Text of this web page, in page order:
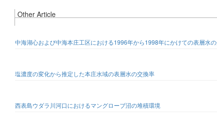
Other Article
中海湖心および中海本庄工区における1996年から1998年にかけての表層水
塩濃度の変化から推定した本庄水域の表層水の交換率
西表島ウダラ川河口におけるマングローブ沼の堆積環境